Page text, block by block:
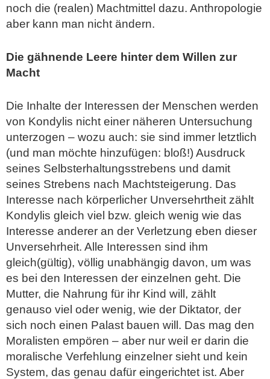
noch die (realen) Machtmittel dazu. Anthropologie
aber kann man nicht ändern.
Die gähnende Leere hinter dem Willen zur
Macht
Die Inhalte der Interessen der Menschen werden
von Kondylis nicht einer näheren Untersuchung
unterzogen – wozu auch: sie sind immer letztlich
(und man möchte hinzufügen: bloß!) Ausdruck
seines Selbsterhaltungsstrebens und damit
seines Strebens nach Machtsteigerung. Das
Interesse nach körperlicher Unversehrtheit zählt
Kondylis gleich viel bzw. gleich wenig wie das
Interesse anderer an der Verletzung eben dieser
Unversehrheit. Alle Interessen sind ihm
gleich(gültig), völlig unabhängig davon, um was
es bei den Interessen der einzelnen geht. Die
Mutter, die Nahrung für ihr Kind will, zählt
genauso viel oder wenig, wie der Diktator, der
sich noch einen Palast bauen will. Das mag den
Moralisten empören – aber nur weil er darin die
moralische Verfehlung einzelner sieht und kein
System, das genau dafür eingerichtet ist. Aber